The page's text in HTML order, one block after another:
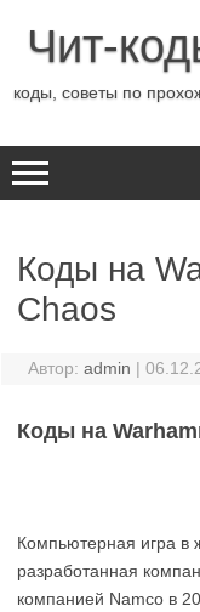
содержимому
Чит-
коды, советы по
Коды на
Chaos
Автор: admin |
Коды на
Компьютерная игра в
разработанная
компанией Namco в